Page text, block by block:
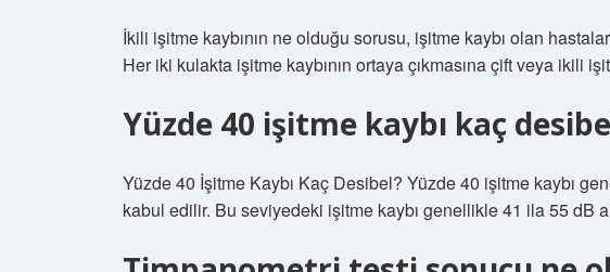
İkili işitme kaybının ne olduğu sorusu, işitme kaybı olan
Her iki kulakta işitme kaybının ortaya çıkmasına çift veya ikili
Yüzde 40 işitme kaybı kaç
Yüzde 40 İşitme Kaybı Kaç Desibel? Yüzde 40 işitme kaybı
kabul edilir. Bu seviyedeki işitme kaybı genellikle 41 ila 55 dB